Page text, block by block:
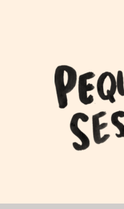
INÍCIO
QUEM FAZ
VIVÊNCIAS